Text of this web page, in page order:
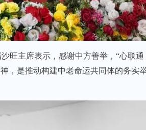
旺主席表示，感谢中方善举，“心联
，是推动构建中老命运共同体的务